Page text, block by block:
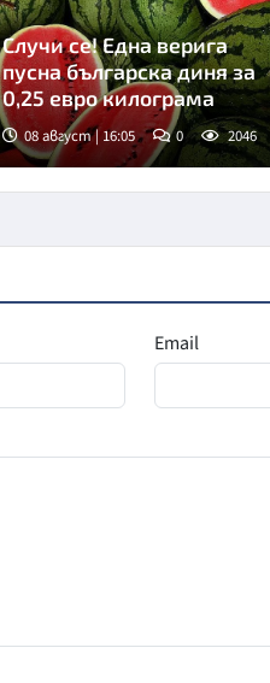
Случи се! Една верига
пусна българска диня за
0,25 евро килограма
08 август | 16:05 0 2046
Email